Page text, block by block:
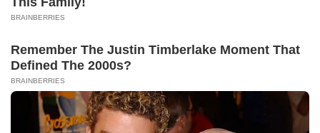
Логістика та транспорт
Людина
Магія, хіромантія, езотерика, таро, містика